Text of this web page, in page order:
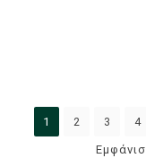
1 2 3 4